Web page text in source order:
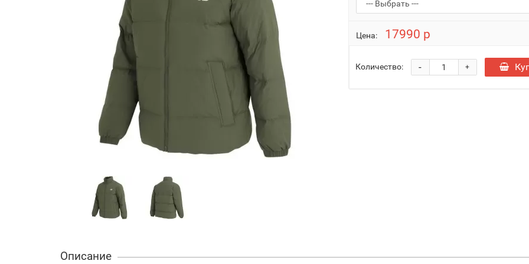
Цена: 17990 р
Количество: +
-
Описание